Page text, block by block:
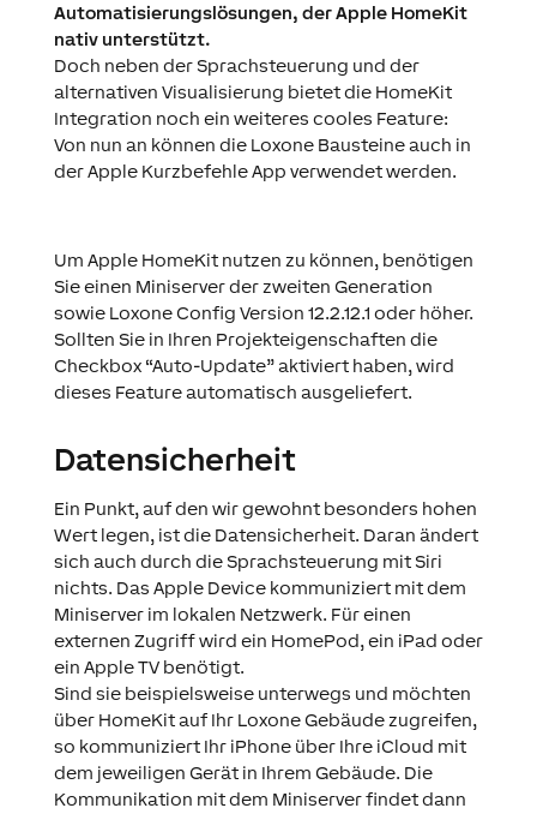
Automatisierungslösungen, der Apple HomeKit
nativ unterstützt.
Doch neben der Sprachsteuerung und der
alternativen Visualisierung bietet die HomeKit
Integration noch ein weiteres cooles Feature:
Von nun an können die Loxone Bausteine auch in
der Apple Kurzbefehle App verwendet werden.
Um Apple HomeKit nutzen zu können, benötigen
Sie einen Miniserver der zweiten Generation
sowie Loxone Config Version 12.2.12.1 oder höher.
Sollten Sie in Ihren Projekteigenschaften die
Checkbox “Auto-Update” aktiviert haben, wird
dieses Feature automatisch ausgeliefert.
Datensicherheit
Ein Punkt, auf den wir gewohnt besonders hohen
Wert legen, ist die Datensicherheit. Daran ändert
sich auch durch die Sprachsteuerung mit Siri
nichts. Das Apple Device kommuniziert mit dem
Miniserver im lokalen Netzwerk. Für einen
externen Zugriff wird ein HomePod, ein iPad oder
ein Apple TV benötigt.
Sind sie beispielsweise unterwegs und möchten
über HomeKit auf Ihr Loxone Gebäude zugreifen,
so kommuniziert Ihr iPhone über Ihre iCloud mit
dem jeweiligen Gerät in Ihrem Gebäude. Die
Kommunikation mit dem Miniserver findet dann